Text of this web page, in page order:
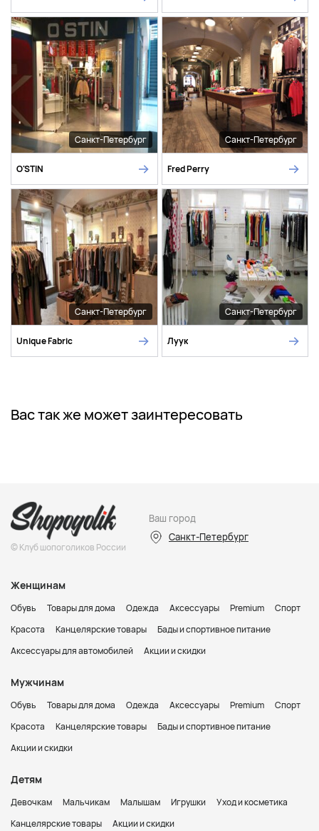
Санкт-Петербург
O'STIN
Санкт-Петербург
Fred Perry
Санкт-Петербург
Unique Fabric
Санкт-Петербург
Луук
Вас так же может заинтересовать
© Клуб шопоголиков России
Ваш город
Санкт-Петербург
Женщинам
Обувь Товары для дома Одежда Аксессуары Premium
Спорт
Красота
Канцелярские товары
Бады и спортивное питание
Аксессуары для автомобилей
Акции и скидки
Мужчинам
Обувь Товары для дома Одежда Аксессуары Premium
Спорт
Красота
Канцелярские товары
Бады и спортивное питание
Акции и скидки
Детям
Девочкам Мальчикам Малышам Игрушки
Уход и косметика
Канцелярские товары
Акции и скидки